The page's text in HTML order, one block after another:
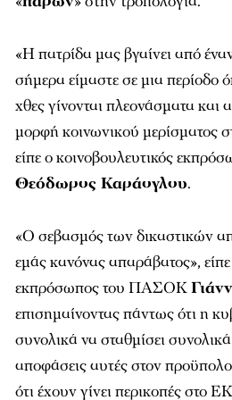
«Η πατρίδα μας βγαίνει από
σήμερα είμαστε σε μια περίοδο
χθες γίνονται πλεονάσματα και
μορφή κοινωνικού μερίσματος
είπε ο κοινοβουλευτικός
Θεόδωρος Καράογλου.
«Ο σεβασμός των δικαστικών
εμάς κανόνας απαράβατος»,
εκπρόσωπος του ΠΑΣΟΚ
επισημαίνοντας πάντως ότι η
συνολικά να σταθμίσει συνολικά
αποφάσεις αυτές στον
ότι έχουν γίνει περικοπές στο